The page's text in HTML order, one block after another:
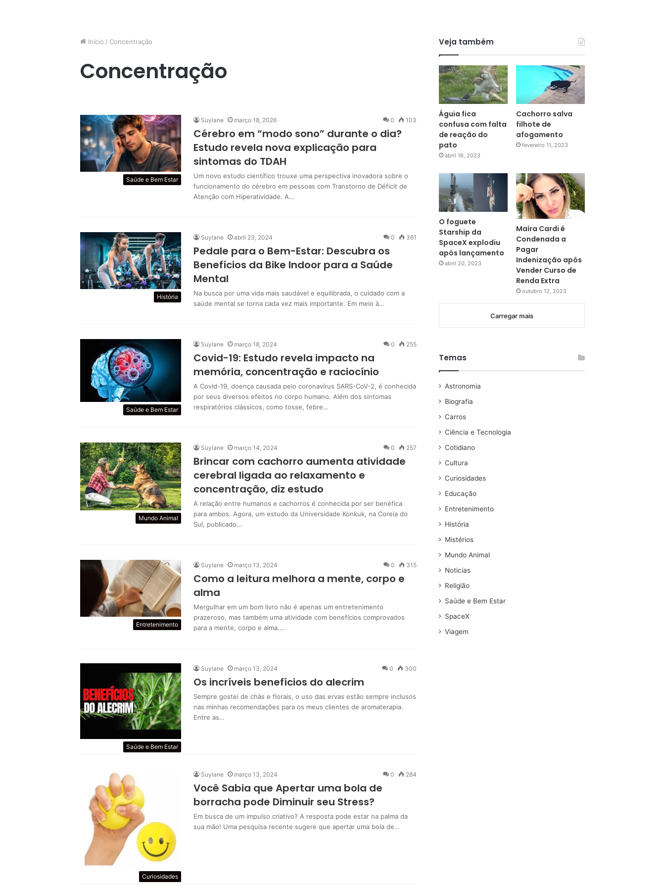
Início / Concentração
Concentração
Saúde e Bem Estar
Suylane março 18, 2026 0 103
Cérebro em “modo sono” durante o dia?
Estudo revela nova explicação para
sintomas do TDAH
Um novo estudo científico trouxe uma perspectiva inovadora sobre o
funcionamento do cérebro em pessoas com Transtorno de Déficit de
Atenção com Hiperatividade. A…
História
Suylane abril 23, 2024 0 361
Pedale para o Bem-Estar: Descubra os
Benefícios da Bike Indoor para a Saúde
Mental
Na busca por uma vida mais saudável e equilibrada, o cuidado com a
saúde mental se torna cada vez mais importante. Em meio à…
Saúde e Bem Estar
Suylane março 18, 2024 0 255
Covid-19: Estudo revela impacto na
memória, concentração e raciocínio
A Covid-19, doença causada pelo coronavírus SARS-CoV-2, é conhecida
por seus diversos efeitos no corpo humano. Além dos sintomas
respiratórios clássicos, como tosse, febre…
Mundo Animal
Suylane março 14, 2024 0 257
Brincar com cachorro aumenta atividade
cerebral ligada ao relaxamento e
concentração, diz estudo
A relação entre humanos e cachorros é conhecida por ser benéfica
para ambos. Agora, um estudo da Universidade Konkuk, na Coreia do
Sul, publicado…
Entretenimento
Suylane março 13, 2024 0 315
Como a leitura melhora a mente, corpo e
alma
Mergulhar em um bom livro não é apenas um entretenimento
prazeroso, mas também uma atividade com benefícios comprovados
para a mente, corpo e alma.…
Saúde e Bem Estar
Suylane março 13, 2024 0 300
Os incríveis benefícios do alecrim
Sempre gostei de chás e florais, o uso das ervas estão sempre inclusos
nas minhas recomendações para os meus clientes de aromaterapia.
Entre as…
Curiosidades
Suylane março 13, 2024 0 284
Você Sabia que Apertar uma bola de
borracha pode Diminuir seu Stress?
Em busca de um impulso criativo? A resposta pode estar na palma da
sua mão! Uma pesquisa recente sugere que apertar uma bola de…
Veja também
Águia fica
confusa com falta
de reação do
pato
abril 16, 2023
Cachorro salva
filhote de
afogamento
fevereiro 11, 2023
O foguete
Starship da
SpaceX explodiu
após lançamento
abril 20, 2023
Maíra Cardi é
Condenada a
Pagar
Indenização após
Vender Curso de
Renda Extra
outubro 12, 2023
Carregar mais
Temas
Astronomia
Biografia
Carros
Ciência e Tecnologia
Cotidiano
Cultura
Curiosidades
Educação
Entretenimento
História
Mistérios
Mundo Animal
Noticias
Religião
Saúde e Bem Estar
SpaceX
Viagem